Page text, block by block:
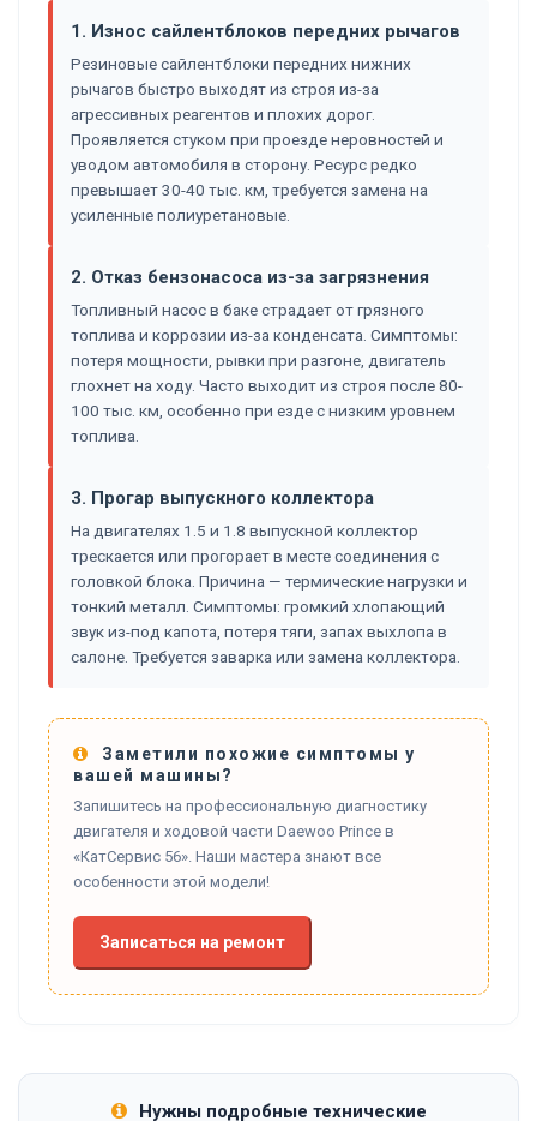
1. Износ сайлентблоков передних рычагов
Резиновые сайлентблоки передних нижних
рычагов быстро выходят из строя из-за
агрессивных реагентов и плохих дорог.
Проявляется стуком при проезде неровностей и
уводом автомобиля в сторону. Ресурс редко
превышает 30-40 тыс. км, требуется замена на
усиленные полиуретановые.
2. Отказ бензонасоса из-за загрязнения
Топливный насос в баке страдает от грязного
топлива и коррозии из-за конденсата. Симптомы:
потеря мощности, рывки при разгоне, двигатель
глохнет на ходу. Часто выходит из строя после 80-
100 тыс. км, особенно при езде с низким уровнем
топлива.
3. Прогар выпускного коллектора
На двигателях 1.5 и 1.8 выпускной коллектор
трескается или прогорает в месте соединения с
головкой блока. Причина — термические нагрузки и
тонкий металл. Симптомы: громкий хлопающий
звук из-под капота, потеря тяги, запах выхлопа в
салоне. Требуется заварка или замена коллектора.
Заметили похожие симптомы у
вашей машины?
Запишитесь на профессиональную диагностику
двигателя и ходовой части Daewoo Prince в
«КатСервис 56». Наши мастера знают все
особенности этой модели!
Записаться на ремонт
Нужны подробные технические